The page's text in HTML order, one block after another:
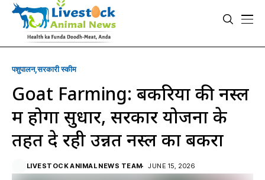
पशुपालन सरकारी स्की‍म
Goat Farming: बकरियों की नस्ल
में होगा सुधार, सरकार योजना के
तहत दे रही उन्नत नस्ल का बकरा
LIVESTOCK ANIMAL NEWS TEAM JUNE 15, 2026